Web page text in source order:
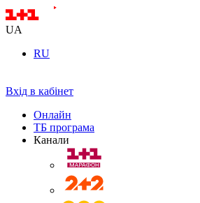
UA
RU
Вхід в кабінет
Онлайн
ТБ програма
Канали